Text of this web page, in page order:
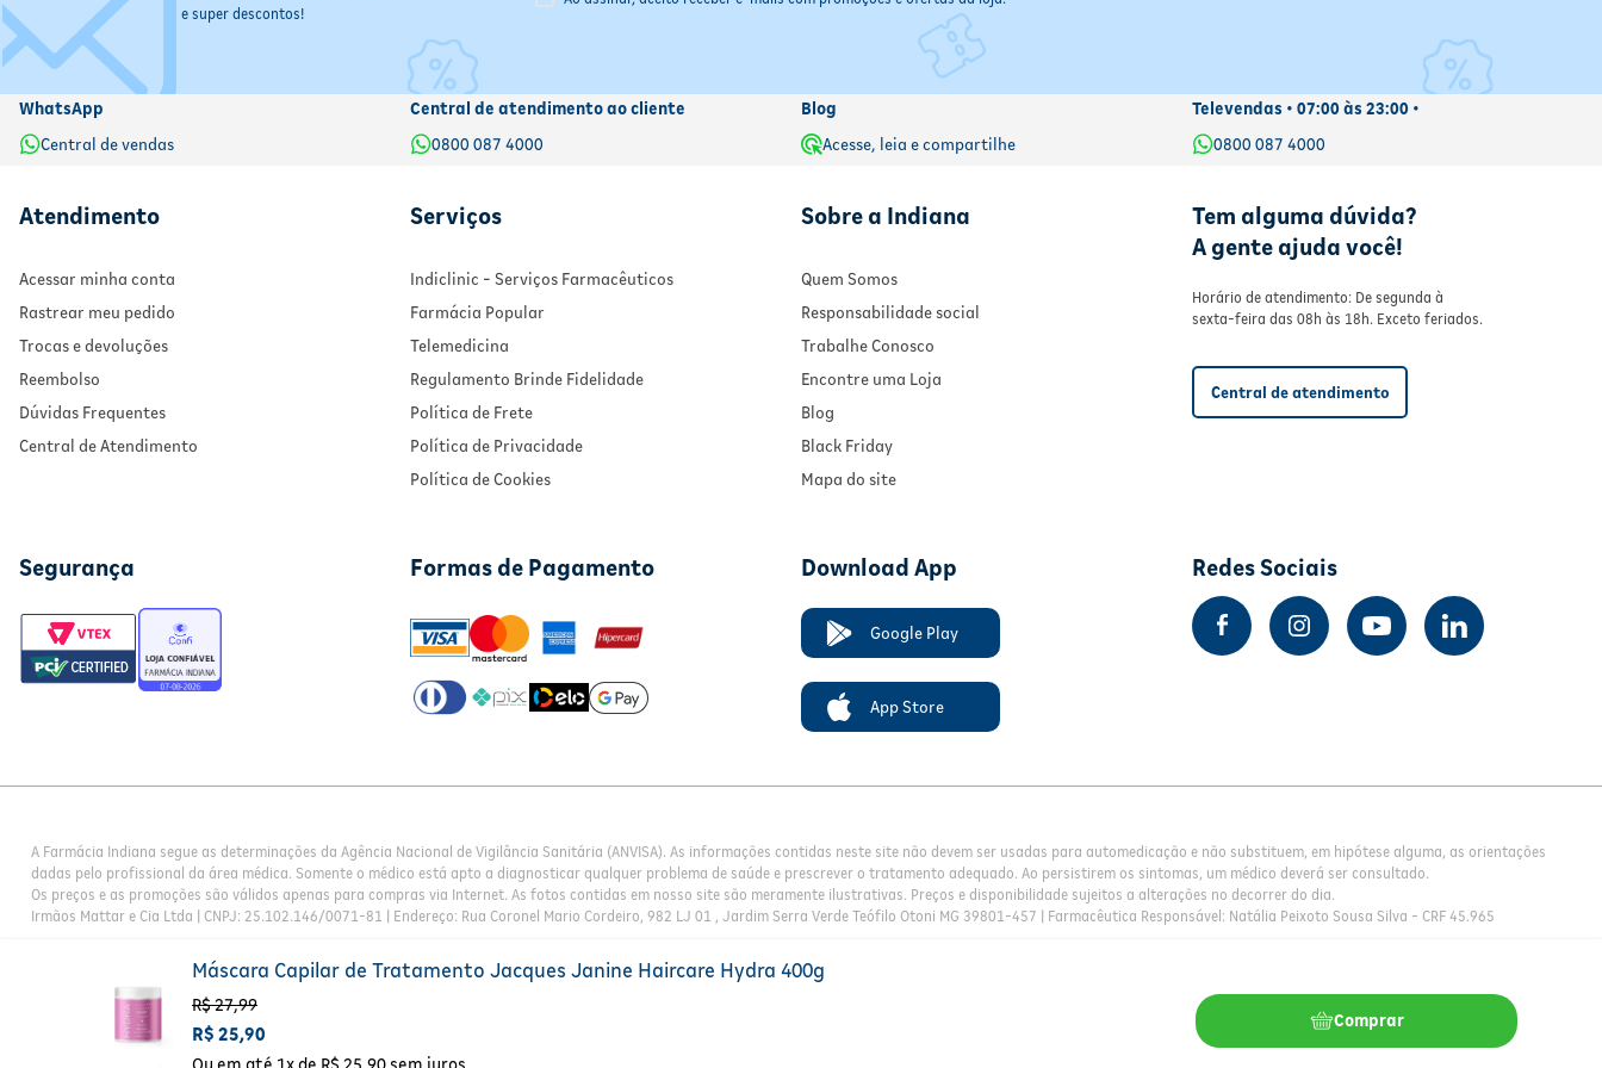
Máscara Capilar de Tratamento Jacques Janine Haircare Hydra 400g
R$27,99
R$ 25,90
Ou em até 1x de R$ 25 90 sem juros
Comprar
e super descontos!
WhatsApp
Central de vendas
Central de atendimento ao cliente
0800 087 4000
Blog
Acesse, leia e compartilhe
Televendas • 07:00 às 23:00 •
0800 087 4000
Atendimento
Acessar minha conta
Rastrear meu pedido
Trocas e devoluções
Reembolso
Dúvidas Frequentes
Central de Atendimento
Serviços
Indiclinic - Serviços Farmacêuticos
Farmácia Popular
Telemedicina
Regulamento Brinde Fidelidade
Política de Frete
Política de Privacidade
Política de Cookies
Sobre a Indiana
Quem Somos
Responsabilidade social
Trabalhe Conosco
Encontre uma Loja
Blog
Black Friday
Mapa do site
Tem alguma dúvida?
A gente ajuda você!
Horário de atendimento: De segunda à
sexta-feira das 08h às 18h. Exceto feriados.
Central de atendimento
Segurança Formas de Pagamento Download App
Google Play
App Store
Redes Sociais
A Farmácia Indiana segue as determinações da Agência Nacional de Vigilância Sanitária (ANVISA). As informações contidas neste site não devem ser usadas para automedicação e não substituem, em hipótese alguma, as orientações
dadas pelo profissional da área médica. Somente o médico está apto a diagnosticar qualquer problema de saúde e prescrever o tratamento adequado. Ao persistirem os sintomas, um médico deverá ser consultado.
Os preços e as promoções são válidos apenas para compras via Internet. As fotos contidas em nosso site são meramente ilustrativas. Preços e disponibilidade sujeitos a alterações no decorrer do dia.
Irmãos Mattar e Cia Ltda | CNPJ: 25.102.146/0071-81 | Endereço: Rua Coronel Mario Cordeiro, 982 LJ 01 , Jardim Serra Verde Teófilo Otoni MG 39801-457 | Farmacêutica Responsável: Natália Peixoto Sousa Silva - CRF 45.965